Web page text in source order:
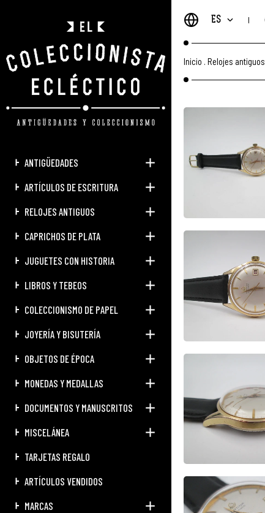
ANTIGÜEDADES
ARTÍCULOS DE ESCRITURA
RELOJES ANTIGUOS
CAPRICHOS DE PLATA
JUGUETES CON HISTORIA
LIBROS Y TEBEOS
COLECCIONISMO DE PAPEL
JOYERÍA Y BISUTERÍA
OBJETOS DE ÉPOCA
MONEDAS Y MEDALLAS
DOCUMENTOS Y MANUSCRITOS
MISCELÁNEA
TARJETAS REGALO
ARTÍCULOS VENDIDOS
MARCAS
ES
Inicio Relojes antiguos